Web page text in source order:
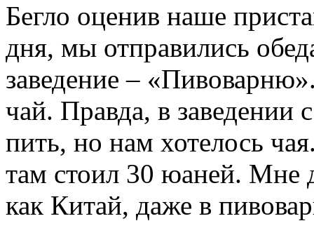
Бегло оценив наше
дня, мы отправились
заведение –
чай. Правда, в заведении
пить, но нам хотелось
там стоил 30 юаней. Мне
как Китай, даже в